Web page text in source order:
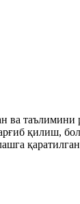
ва
қилиш,